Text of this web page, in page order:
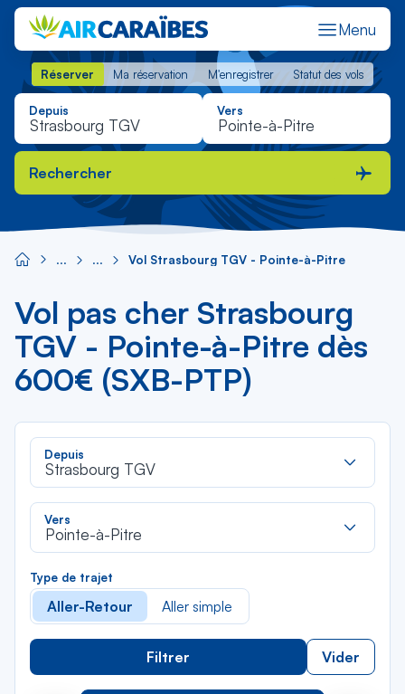
Menu
Réserver Ma réservation M'enregistrer Statut des vols
Réserver Ma réservation M'enregistrer Statut des vols
Depuis Vers
Rechercher
Vol Strasbourg TGV - Pointe-à-Pitre
Vol pas cher Strasbourg
TGV - Pointe-à-Pitre dès
600€ (SXB-PTP)
Depuis
Strasbourg TGV
Vers
Pointe-à-Pitre
Type de trajet
Aller-Retour Aller simple
Filtrer Vider